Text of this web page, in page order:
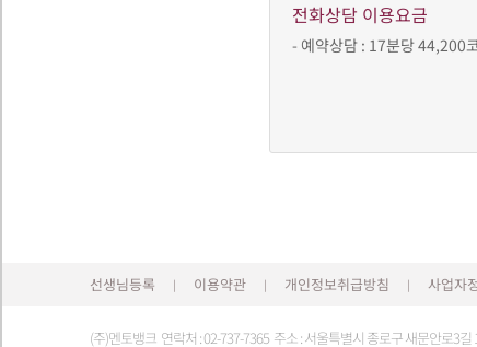
전화상담 이용요금
- 예약상담 : 17분당 44,200
선생님등록 | 이용약관 | 개인정보취급방침 | 사업자
(주)멘토뱅크 연락처 : 02-737-7365 주소 : 서울특별시 종로구 새문안로3길